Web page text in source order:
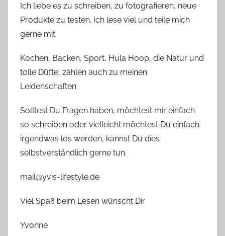
Ich liebe es zu schreiben, zu fotografieren, neue
Produkte zu testen. Ich lese viel und teile mich
gerne mit.
Kochen, Backen, Sport, Hula Hoop, die Natur und
tolle Düfte, zählen auch zu meinen
Leidenschaften.
Solltest Du Fragen haben, möchtest mir einfach
so schreiben oder vielleicht möchtest Du einfach
irgendwas los werden, kannst Du dies
selbstverständlich gerne tun.
mail@yvis-lifestyle.de
Viel Spaß beim Lesen wünscht Dir
Yvonne